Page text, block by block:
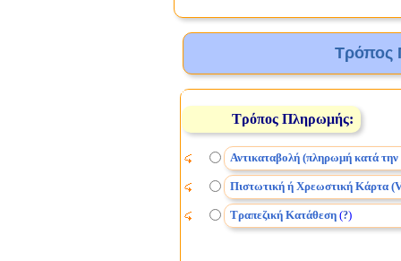
Τρόπος
Τρόπος Πληρωμής:
Αντικαταβολή (πληρωμή κατά
Πιστωτική ή Χρεωστική Κάρτα
Τραπεζική Κατάθεση(?)